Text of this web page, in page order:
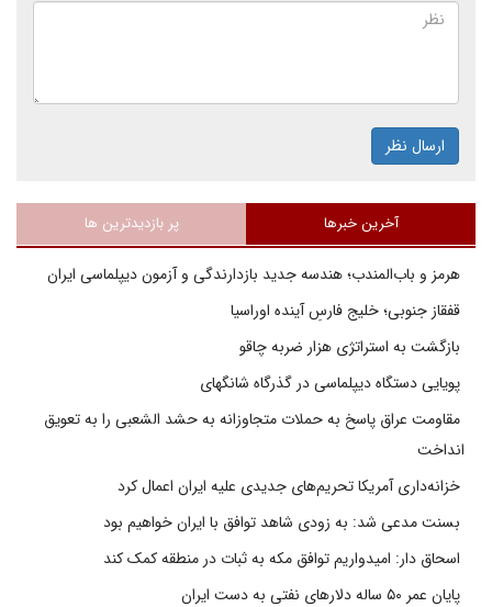
ارسال نظر
آخرین خبرها پر بازدیدترین ها
هرمز و باب‌المندب؛ هندسه جدید بازدارندگی و آزمون دیپلماسی ایران
قفقاز جنوبی؛ خلیج فارسِ آینده اوراسیا
بازگشت به استراتژی هزار ضربه چاقو
پویایی دستگاه دیپلماسی در گذرگاه شانگهای
مقاومت عراق پاسخ به حملات متجاوزانه به حشد الشعبی را به تعویق
انداخت
خزانه‌داری آمریکا تحریم‌های جدیدی علیه ایران اعمال کرد
بسنت مدعی شد: به زودی شاهد توافق با ایران خواهیم بود
اسحاق دار: امیدواریم توافق مکه به ثبات در منطقه کمک کند
پایان عمر ۵۰ ساله دلارهای نفتی به دست ایران